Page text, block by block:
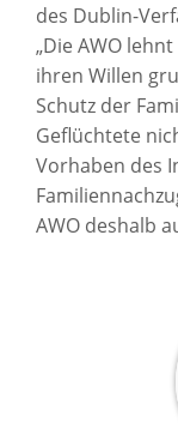
des Dublin-
„Die AWO
ihren Willen
Schutz der
Geflüchtete
Vorhaben des
AWO deshalb